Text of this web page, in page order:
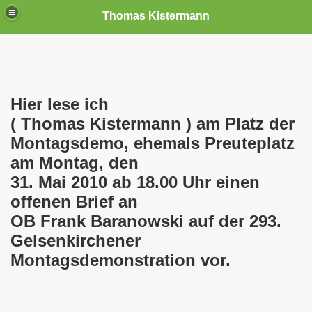
Thomas Kistermann
Hier lese ich
( Thomas Kistermann ) am Platz der
Montagsdemo, ehemals Preuteplatz
am Montag, den
31. Mai 2010 ab 18.00 Uhr einen
offenen Brief an
OB Frank Baranowski auf der 293.
Gelsenkirchener
Montagsdemonstration vor.
Ideen und Anregungen!
jeweils am 01.09.1991 (21 Jahre jung ) und am
Todzy hat acht Kinder - sehen darf die junge Mutter